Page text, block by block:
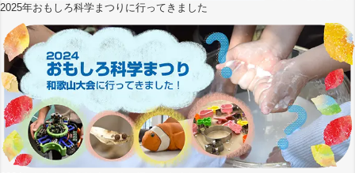
2025年おもしろ科学まつりに行ってきました